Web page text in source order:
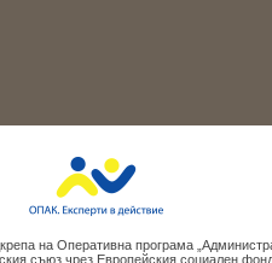
на Оперативна програма
съюз чрез Европейския социален